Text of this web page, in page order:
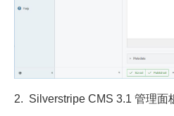
2. Silverstripe CMS 3.1 管理面